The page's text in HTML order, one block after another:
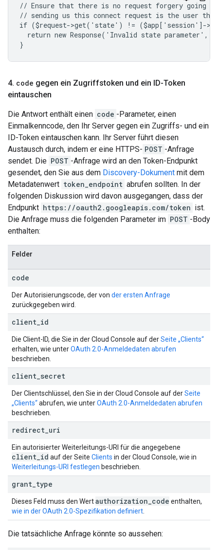
// Ensure that there is no request forgery going
// sending us this connect request is the user that
if ($request->get('state') != ($app['session']-
return new Response('Invalid state parameter',
}
4. code gegen ein Zugriffstoken und ein ID-Token
eintauschen
Die Antwort enthält einen code -Parameter, einen
Einmalkenncode, den Ihr Server gegen ein Zugriffs- und ein
ID-Token eintauschen kann. Ihr Server führt diesen
Austausch durch, indem er eine HTTPS- POST -Anfrage
sendet. Die POST -Anfrage wird an den Token-Endpunkt
gesendet, den Sie aus dem Discovery-Dokument mit dem
Metadatenwert token_endpoint abrufen sollten. In der
folgenden Diskussion wird davon ausgegangen, dass der
Endpunkt https://oauth2.googleapis.com/token ist.
Die Anfrage muss die folgenden Parameter im POST -Body
enthalten:
Felder
code
Der Autorisierungscode, der von der ersten Anfrage
zurückgegeben wird.
client id
Die Client-ID, die Sie in der Cloud Console auf derSeite „Clients“
erhalten, wie unterOAuth 2.0-Anmeldedaten abrufen
beschrieben.
client secret
Der Clientschlüssel, den Sie in der Cloud Console auf derSeite
„Clients“abrufen, wie unterOAuth 2.0-Anmeldedaten abrufen
beschrieben.
redirect uri
Ein autorisierter Weiterleitungs-URI für die angegebene
client id auf der Seite Clients in der Cloud Console, wie in
Weiterleitungs-URI festlegen beschrieben.
grant type
Dieses Feld muss den Wertauthorization code enthalten,
wie in der OAuth 2.0-Spezifikation definiert
Die tatsächliche Anfrage könnte so aussehen: